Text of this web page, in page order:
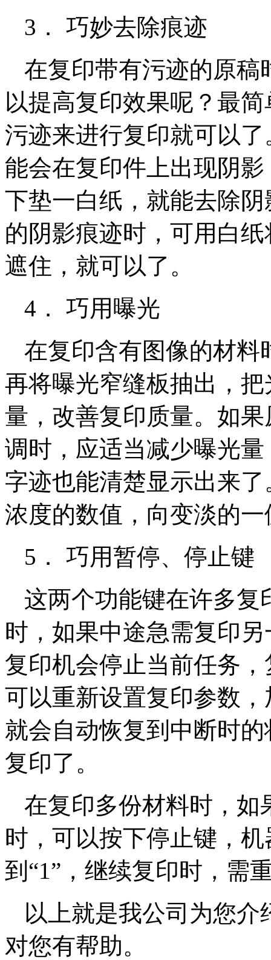
3． 巧妙去除痕迹
在复印带有污迹的原稿
以提高复印效果呢？最
污迹来进行复印就可以
能会在复印件上出现阴
下垫一白纸，就能去除
的阴影痕迹时，可用白
遮住，就可以了。
4． 巧用曝光
在复印含有图像的材料
再将曝光窄缝板抽出，
量，改善复印质量。如
调时，应适当减少曝光
字迹也能清楚显示出来
浓度的数值，向变淡的
5． 巧用暂停、停止
这两个功能键在许多复
时，如果中途急需复印
复印机会停止当前任务
可以重新设置复印参数
就会自动恢复到中断时
复印了。
在复印多份材料时，如
时，可以按下停止键，
到“1”，继续复印时，需
以上就是我公司为您
对您有帮助。